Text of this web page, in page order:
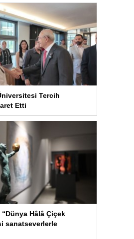
Tercih
Etti
“Dünya Hâlâ Çiçek
sanatseverlerle